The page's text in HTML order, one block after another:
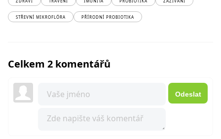
STŘEVNÍ MIKROFLÓRA PŘÍRODNÍ PROBIOTIKA
Celkem 2 komentářů
Odeslat